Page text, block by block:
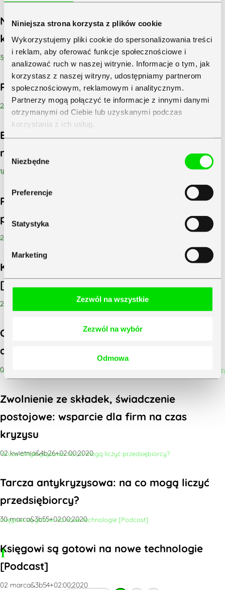
Niniejsza strona korzysta z plików cookie
Wykorzystujemy pliki cookie do spersonalizowania treści
i reklam, aby oferować funkcje społecznościowe i
analizować ruch w naszej witrynie. Informacje o tym, jak
korzystasz z naszej witryny, udostępniamy partnerom
społecznościowym, reklamowym i analitycznym.
Partnerzy mogą połączyć te informacje z innymi danymi
otrzymanymi od Ciebie lub uzyskanymi podczas
korzystania z ich usług.
Wybór
zgody
Niezbędne
Preferencje
Statystyka
Marketing
Zezwól na wszystkie
Zezwól na wybór
Odmowa
Najważniejsze zmiany prawne w obszarze
kadrowym, czyli co nas jeszcze czeka?
30 marca&3b12+02:00;2022
Polski Ład – pytania i odpowiedzi część 6
25 lutego&2b11+02:00;2022
Estoński CIT – jak korzystać z nowego
rozwiązania podatkowego dla firm?
18 listopada&11b55+02:00;2020
Praca na odległość: Jak wspierać
pracowników? [WEBINARIUM]
27 maja&5b22+02:00;2020
Konkurencyjna obsługa rachunkowości
[WEBINARIUM]
26 maja&5b23+02:00;2020
Co przedsiębiorcy sądzą o tarczy
antykryzysowej? Wyniki badań Symfonii
08 maja&5b47+02:00;2020
Zwolnienie ze składek, świadczenie
postojowe: wsparcie dla firm na czas
kryzysu
02 kwietnia&4b26+02:00;2020
Tarcza antykryzysowa: na co mogą liczyć
przedsiębiorcy?
30 marca&3b55+02:00;2020
Księgowi są gotowi na nowe technologie
[Podcast]
02 marca&3b54+02:00;2020